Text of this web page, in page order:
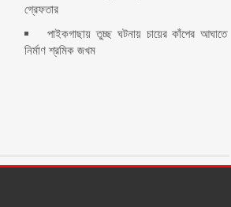
গ্রেফতার
পাইকগাছায় তুচ্ছ ঘটনায় চায়ের কাঁপের আঘাতে
নির্মাণ শ্রমিক জখম